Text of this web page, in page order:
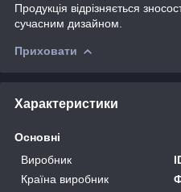
Продукція відрізняється
сучасним дизайном.
Приховати
Характеристики
Основні
Виробник
Країна виробник